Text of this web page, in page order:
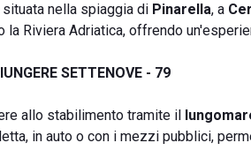
nella spiaggia di Pinarella, a
la Riviera Adriatica, offrendo
SETTENOVE - 79
allo stabilimento tramite il
in auto o con i mezzi pubblici,